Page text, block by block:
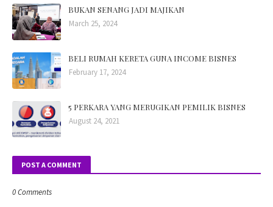
BUKAN SENANG JADI MAJIKAN
March 25, 2024
BELI RUMAH KERETA GUNA INCOME BISNES
February 17, 2024
5 PERKARA YANG MERUGIKAN PEMILIK BISNES
August 24, 2021
POST A COMMENT
0 Comments